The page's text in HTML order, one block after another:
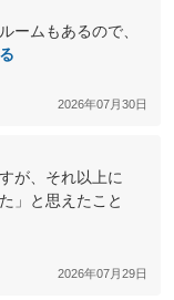
ームもあるので、
2026年07月30日
が、それ以上に
」と思えたこと
2026年07月29日